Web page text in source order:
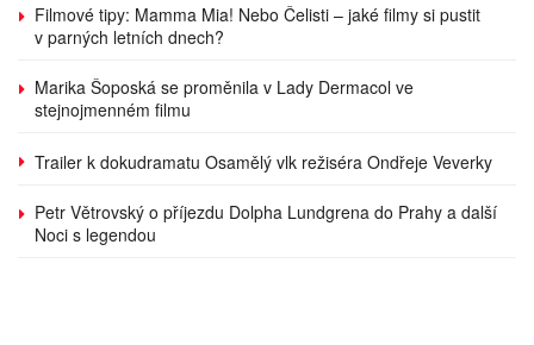
Filmové tipy: Mamma Mia! Nebo Čelisti – jaké filmy si pustit
v parných letních dnech?
Marika Šoposká se proměnila v Lady Dermacol ve
stejnojmenném filmu
Trailer k dokudramatu Osamělý vlk režiséra Ondřeje Veverky
Petr Větrovský o příjezdu Dolpha Lundgrena do Prahy a další
Noci s legendou